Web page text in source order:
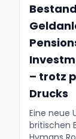
– trotz
Drucks
Eine neue
britischen